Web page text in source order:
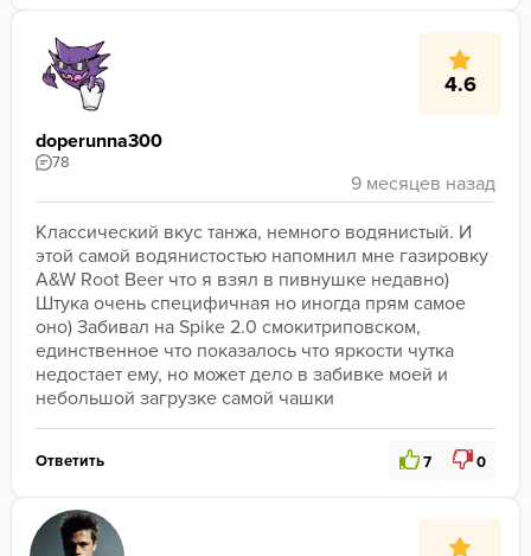
4.6
doperunna300
78
Классический вкус танжа, немного водянистый. И
этой самой водянистостью напомнил мне газировку
A&W Root Beer что я взял в пивнушке недавно)
Штука очень специфичная но иногда прям самое
оно) Забивал на Spike 2.0 смокитриповском,
единственное что показалось что яркости чутка
недостает ему, но может дело в забивке моей и
небольшой загрузке самой чашки
Ответить 7 0